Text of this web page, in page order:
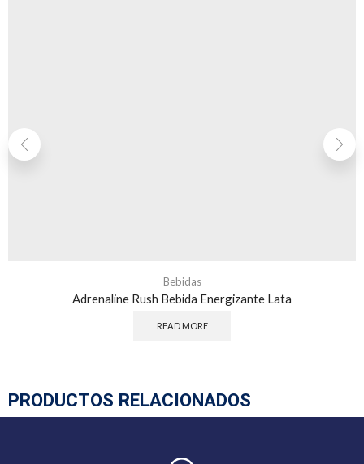
Bebidas
Adrenaline Rush Bebida Energizante Lata
READ MORE
PRODUCTOS RELACIONADOS